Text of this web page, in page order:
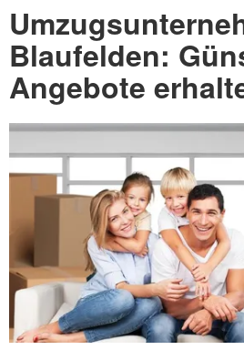
Blaufelden:
Angebote